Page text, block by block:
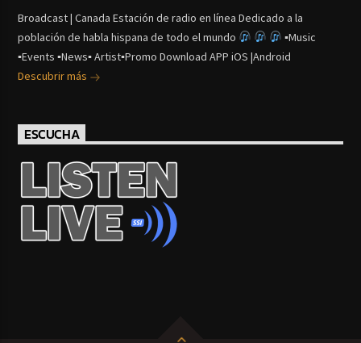
Broadcast | Canada Estación de radio en línea Dedicado a la
población de habla hispana de todo el mundo
▪Music
▪Events ▪News▪ Artist▪Promo Download APP iOS |Android
Descubrir más
ESCUCHA